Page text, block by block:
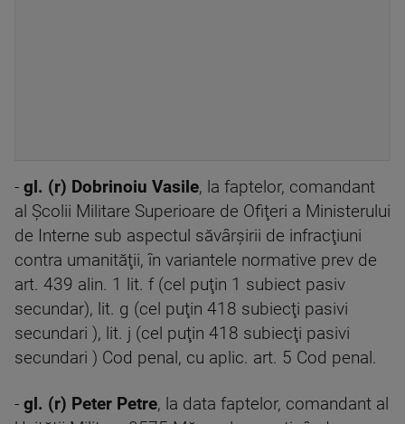
- gl. (r) Dobrinoiu Vasile, la faptelor, comandant
al Şcolii Militare Superioare de Ofiţeri a Ministerului
de Interne sub aspectul săvârşirii de infracţiuni
contra umanităţii, în variantele normative prev de
art. 439 alin. 1 lit. f (cel puţin 1 subiect pasiv
secundar), lit. g (cel puţin 418 subiecţi pasivi
secundari ), lit. j (cel puţin 418 subiecţi pasivi
secundari ) Cod penal, cu aplic. art. 5 Cod penal.
- gl. (r) Peter Petre, la data faptelor, comandant al